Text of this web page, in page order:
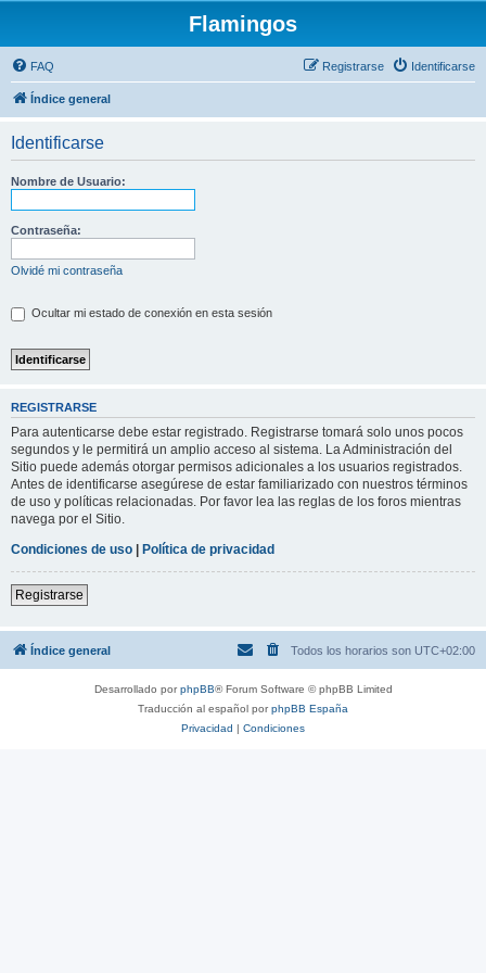
Flamingos
FAQ Identificarse
Registrarse
Índice general
Identificarse
Nombre de Usuario:
Contraseña:
Olvidé mi contraseña
Ocultar mi estado de conexión en esta sesión
REGISTRARSE
Para autenticarse debe estar registrado. Registrarse tomará solo unos pocos
segundos y le permitirá un amplio acceso al sistema. La Administración del
Sitio puede además otorgar permisos adicionales a los usuarios registrados.
Antes de identificarse asegúrese de estar familiarizado con nuestros términos
de uso y políticas relacionadas. Por favor lea las reglas de los foros mientras
navega por el Sitio.
Condiciones de uso
Política de privacidad
Registrarse
Índice general Todos los horarios son UTC+02:00
Desarrollado porphpBB® Forum Software © phpBB Limited
Traducción al español porphpBB España
Privacidad | Condiciones